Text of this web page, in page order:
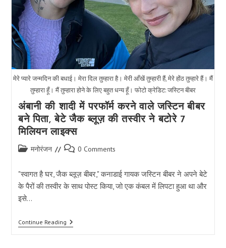
मेरे प्यारे जन्मदिन की बधाई। मेरा दिल तुम्हारा है। मेरी आँखें तुम्हारी हैं, मेरे होंठ तुम्हारे हैं। मैं
तुम्हारा हूँ। मैं तुम्हारा होने के लिए बहुत धन्य हूँ। फोटो क्रेडिट: जस्टिन बीबर
अंबानी की शादी में परफॉर्म करने वाले जस्टिन बीबर
बने पिता, बेटे जैक ब्लूज़ की तस्वीर ने बटोरे 7
मिलियन लाइक्स
Post मनोरंजन
Post 0 Comments
"स्वागत है घर, जैक ब्लूज़ बीबर," कनाडाई गायक जस्टिन बीबर ने अपने बेटे
के पैरों की तस्वीर के साथ पोस्ट किया, जो एक कंबल में लिपटा हुआ था और
इसे…
Continue Readingअंबानी
की